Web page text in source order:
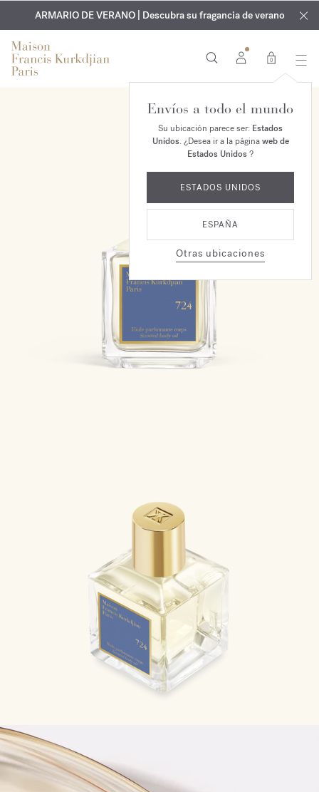
EXCLUSIVO | Descubra la nueva fragancia OUD
velvet mood
en su pedido*
GRABADO GRATUITO | En todas las fragancias y aceites
corporales hasta el 9 de agosto
ARMARIO DE VERANO | Descubra su fragancia de verano
0
Envíos a todo el mundo
Su ubicación parece ser: Estados
Unidos. ¿Desea ir a la páginaweb de
Estados Unidos?
ESTADOS UNIDOS
ESPAÑA
Otras ubicaciones